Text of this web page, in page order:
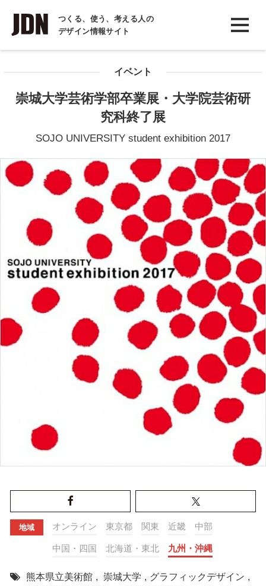
つくる、使う、考える人の
デザイン情報サイト
INTERVIEW
インタビュー
イベント
崇城大学芸術学部卒業展・大学院芸術研
究科終了展
SOJO UNIVERSITY student exhibition 2017
地域 オンライン 東京都 関東 近畿 中部
中国・四国 北海道・東北 九州・沖縄
熊本県立美術館 , 崇城大学 , グラフィックデザイン ,